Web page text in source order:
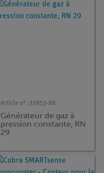
Article n° :35853-88
Générateur de gaz à
pression constante, RN
29